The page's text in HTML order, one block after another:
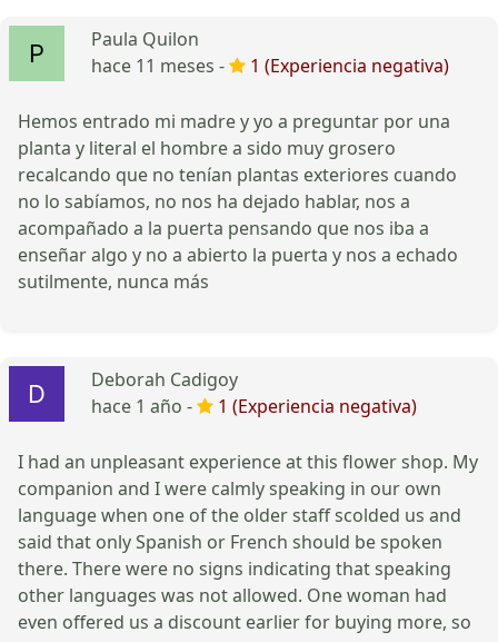
Paula Quilon
hace 11 meses -
1 (Experiencia negativa)
Hemos entrado mi madre y yo a preguntar por una
planta y literal el hombre a sido muy grosero
recalcando que no tenían plantas exteriores cuando
no lo sabíamos, no nos ha dejado hablar, nos a
acompañado a la puerta pensando que nos iba a
enseñar algo y no a abierto la puerta y nos a echado
sutilmente, nunca más
Deborah Cadigoy
hace 1 año -
1 (Experiencia negativa)
I had an unpleasant experience at this flower shop. My
companion and I were calmly speaking in our own
language when one of the older staff scolded us and
said that only Spanish or French should be spoken
there. There were no signs indicating that speaking
other languages was not allowed. One woman had
even offered us a discount earlier for buying more, so